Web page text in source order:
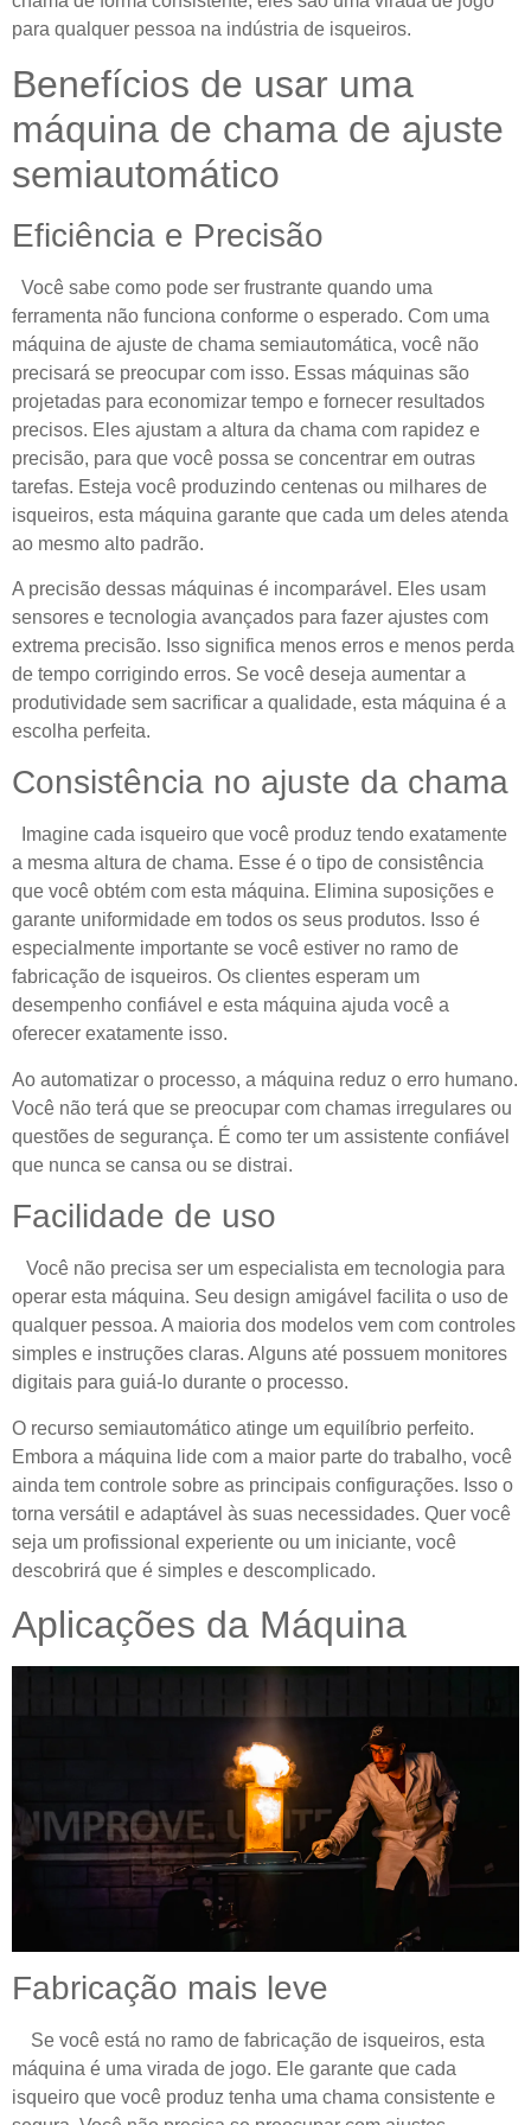
para qualquer pessoa na indústria de isqueiros.
Benefícios de usar uma
máquina de chama de ajuste
semiautomático
Eficiência e Precisão
Você sabe como pode ser frustrante quando uma
ferramenta não funciona conforme o esperado. Com uma
máquina de ajuste de chama semiautomática, você não
precisará se preocupar com isso. Essas máquinas são
projetadas para economizar tempo e fornecer resultados
precisos. Eles ajustam a altura da chama com rapidez e
precisão, para que você possa se concentrar em outras
tarefas. Esteja você produzindo centenas ou milhares de
isqueiros, esta máquina garante que cada um deles atenda
ao mesmo alto padrão.
A precisão dessas máquinas é incomparável. Eles usam
sensores e tecnologia avançados para fazer ajustes com
extrema precisão. Isso significa menos erros e menos perda
de tempo corrigindo erros. Se você deseja aumentar a
produtividade sem sacrificar a qualidade, esta máquina é a
escolha perfeita.
Consistência no ajuste da chama
Imagine cada isqueiro que você produz tendo exatamente
a mesma altura de chama. Esse é o tipo de consistência
que você obtém com esta máquina. Elimina suposições e
garante uniformidade em todos os seus produtos. Isso é
especialmente importante se você estiver no ramo de
fabricação de isqueiros. Os clientes esperam um
desempenho confiável e esta máquina ajuda você a
oferecer exatamente isso.
Ao automatizar o processo, a máquina reduz o erro humano.
Você não terá que se preocupar com chamas irregulares ou
questões de segurança. É como ter um assistente confiável
que nunca se cansa ou se distrai.
Facilidade de uso
Você não precisa ser um especialista em tecnologia para
operar esta máquina. Seu design amigável facilita o uso de
qualquer pessoa. A maioria dos modelos vem com controles
simples e instruções claras. Alguns até possuem monitores
digitais para guiá-lo durante o processo.
O recurso semiautomático atinge um equilíbrio perfeito.
Embora a máquina lide com a maior parte do trabalho, você
ainda tem controle sobre as principais configurações. Isso o
torna versátil e adaptável às suas necessidades. Quer você
seja um profissional experiente ou um iniciante, você
descobrirá que é simples e descomplicado.
Aplicações da Máquina
Fabricação mais leve
Se você está no ramo de fabricação de isqueiros, esta
máquina é uma virada de jogo. Ele garante que cada
isqueiro que você produz tenha uma chama consistente e